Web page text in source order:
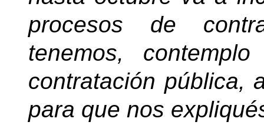
procesos de
tenemos,
contratación pública,
para que nos